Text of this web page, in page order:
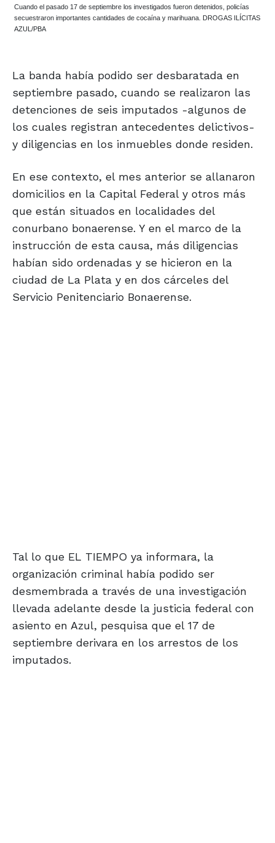
Cuando el pasado 17 de septiembre los investigados fueron detenidos, policías
secuestraron importantes cantidades de cocaína y marihuana. DROGAS ILÍCITAS
AZUL/PBA
La banda había podido ser desbaratada en
septiembre pasado, cuando se realizaron las
detenciones de seis imputados -algunos de
los cuales registran antecedentes delictivos-
y diligencias en los inmuebles donde residen.
En ese contexto, el mes anterior se allanaron
domicilios en la Capital Federal y otros más
que están situados en localidades del
conurbano bonaerense. Y en el marco de la
instrucción de esta causa, más diligencias
habían sido ordenadas y se hicieron en la
ciudad de La Plata y en dos cárceles del
Servicio Penitenciario Bonaerense.
Tal lo que EL TIEMPO ya informara, la
organización criminal había podido ser
desmembrada a través de una investigación
llevada adelante desde la justicia federal con
asiento en Azul, pesquisa que el 17 de
septiembre derivara en los arrestos de los
imputados.